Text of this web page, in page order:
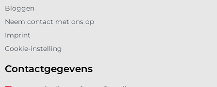
Bloggen
Neem contact met ons op
Imprint
Cookie-instelling
Contactgegevens